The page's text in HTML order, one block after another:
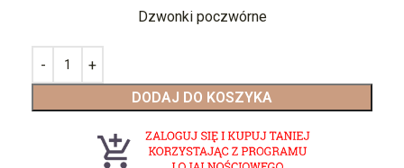
Dzwonki poczwórne
DODAJ DO KOSZYKA